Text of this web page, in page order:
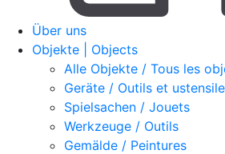
Über uns
Objekte | Objects
Alle Objekte / Tous les
Geräte / Outils et
Spielsachen / Jouets
Werkzeuge / Outils
Gemälde / Peintures